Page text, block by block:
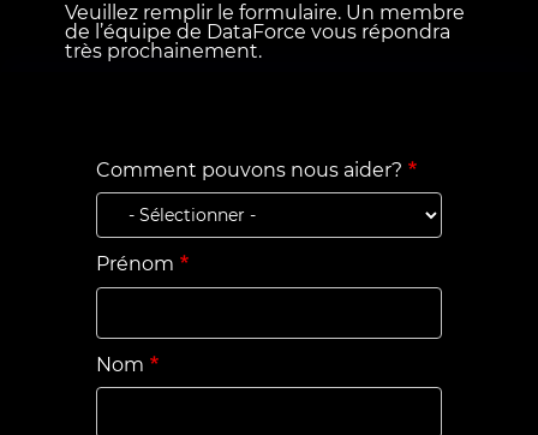
Veuillez remplir le formulaire. Un membre
de l’équipe de DataForce vous répondra
très prochainement.
Comment pouvons nous aider?
Prénom
Nom